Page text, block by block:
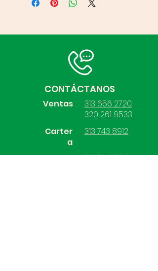
CONTÁCTANOS
Ventas
313 656 2720
320 261 9533
Carter
a
Compras
313 743 8912
313 731 2264